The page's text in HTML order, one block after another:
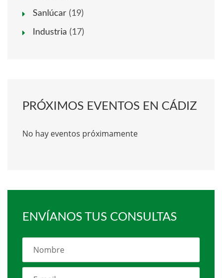
Sanlúcar (19)
Industria (17)
PRÓXIMOS EVENTOS EN CÁDIZ
No hay eventos próximamente
ENVÍANOS TUS CONSULTAS